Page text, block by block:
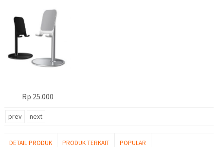
Rp 25.000
prev next
DETAIL PRODUK PRODUK TERKAIT POPULAR